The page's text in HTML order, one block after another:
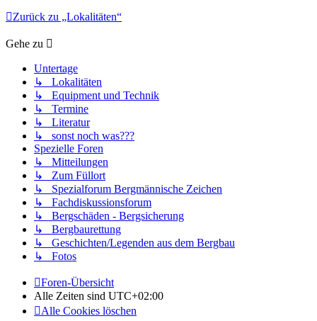
Zurück zu „Lokalitäten“
Gehe zu
Untertage
↳ Lokalitäten
↳ Equipment und Technik
↳ Termine
↳ Literatur
↳ sonst noch was???
Spezielle Foren
↳ Mitteilungen
↳ Zum Füllort
↳ Spezialforum Bergmännische Zeichen
↳ Fachdiskussionsforum
↳ Bergschäden - Bergsicherung
↳ Bergbaurettung
↳ Geschichten/Legenden aus dem Bergbau
↳ Fotos
Foren-Übersicht
Alle Zeiten sind UTC+02:00
Alle Cookies löschen